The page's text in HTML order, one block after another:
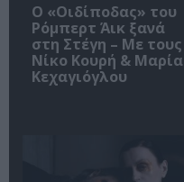
O «Οιδίποδας» του
Ρόμπερτ Άικ ξανά
στη Στέγη – Με τους
Νίκο Κουρή & Μαρία
Κεχαγιόγλου